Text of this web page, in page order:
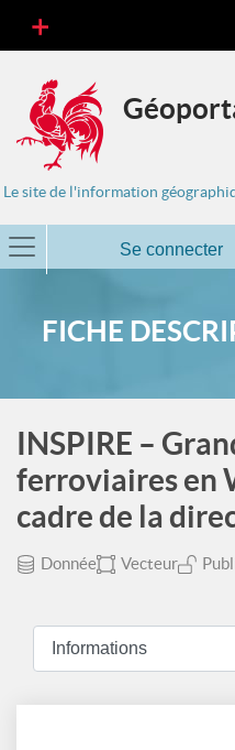
Le site de l'information
Se connecter
FICHE
INSPIRE –
ferroviaires en
cadre de la
Donnée Vecteur